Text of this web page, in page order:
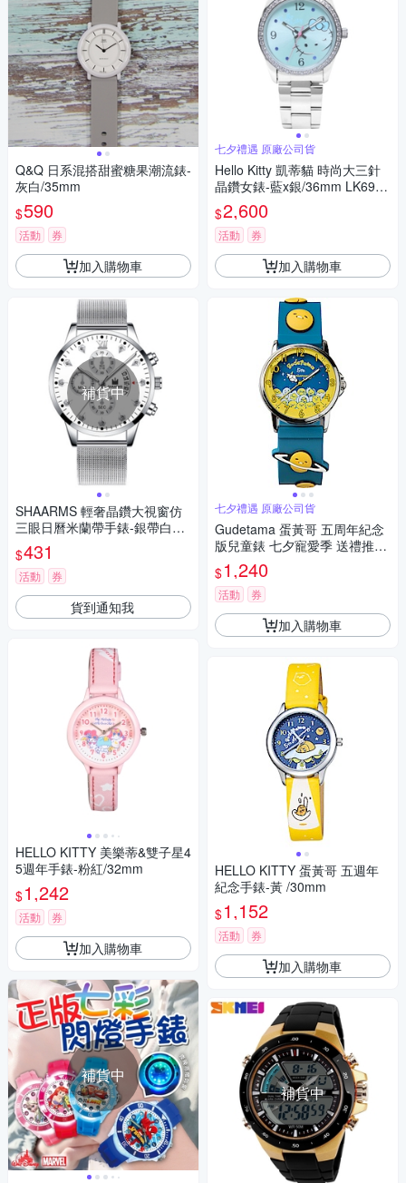
Q&Q 日系混搭甜蜜糖果潮流錶-
灰白/35mm
$590
活動 券
加入購物車
補貨中
SHAARMS 輕奢晶鑽大視窗仿
三眼日曆米蘭帶手錶-銀帶白面/
42mm
$431
活動 券
貨到通知我
HELLO KITTY 美樂蒂&雙子星4
5週年手錶-粉紅/32mm
$1,242
活動 券
加入購物車
補貨中
七夕禮遇 原廠公司貨
Hello Kitty 凱蒂貓 時尚大三針
晶鑽女錶-藍x銀/36mm LK691L
WNA 七夕寵愛季 送禮推薦
$2,600
活動 券
加入購物車
七夕禮遇 原廠公司貨
Gudetama 蛋黃哥 五周年紀念
版兒童錶 七夕寵愛季 送禮推
薦-32mm
$1,240
活動 券
加入購物車
HELLO KITTY 蛋黃哥 五週年
紀念手錶-黃 /30mm
$1,152
活動 券
加入購物車
補貨中